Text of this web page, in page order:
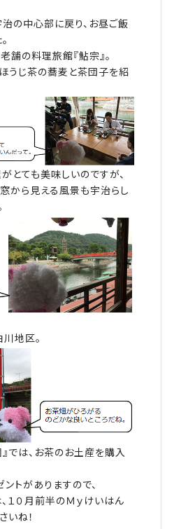
の中心部に戻り、お昼ご飯
舗の料理旅館『鮎宗』。
うじ茶の蕎麦と茶団子を紹
がとても美味しいのですが、
から見える風景も宇治らし
地区。
では、お茶のお土産を購入
トがありますので、
１０月前半のＭｙけいはん
いね！